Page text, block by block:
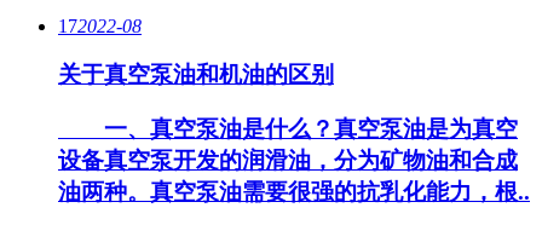
172022-08
关于真空泵油和机油的区别
一、真空泵油是什么？真空泵油是为真空
设备真空泵开发的润滑油，分为矿物油和合成
油两种。真空泵油需要很强的抗乳化能力，根..